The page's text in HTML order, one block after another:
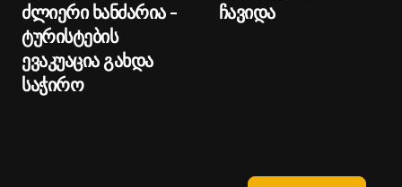
ძლიერი ხანძარია -
ტურისტების
ევაკუაცია გახდა
საჭირო
ჩავიდა